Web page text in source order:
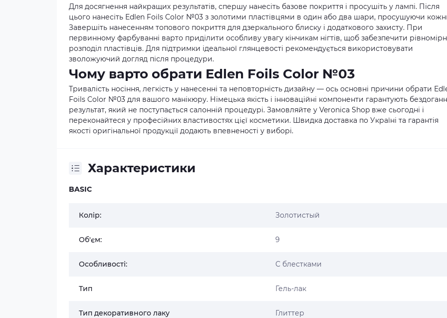
Для досягнення найкращих результатів, спершу нанесіть базове покриття і просушіть у лампі. Після
цього нанесіть Edlen Foils Color №03 з золотими пластівцями в один або два шари, просушуючи
Завершіть нанесенням топового покриття для дзеркального блиску і додаткового захисту. При
первинному фарбуванні варто приділити особливу увагу кінчикам нігтів, щоб забезпечити
розподіл пластівців. Для підтримки ідеальної глянцевості рекомендується використовувати
зволожуючий догляд після процедури.
Чому варто обрати Edlen Foils Color №03
Тривалість носіння, легкість у нанесенні та неповторність дизайну — ось основні причини обрати
Foils Color №03 для вашого манікюру. Німецька якість і інноваційні компоненти гарантують
результат, який не поступається салонній процедурі. Замовляйте у Veronica Shop вже сьогодні і
переконайтеся у професійних властивостях цієї косметики. Швидка доставка по Україні та гарантія
якості оригінальної продукції додають впевненості у виборі.
Характеристики
BASIC
Колір: Золотистый
Об'єм: 9
Особливості: С блестками
Тип Гель-лак
Тип декоративного лаку Глиттер